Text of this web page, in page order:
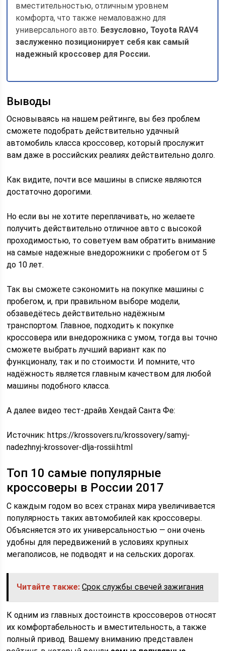
вместительностью, отличным уровнем
комфорта, что также немаловажно для
универсального авто. Безусловно, Toyota RAV4
заслуженно позиционирует себя как самый
надежный кроссовер для России.
Выводы
Основываясь на нашем рейтинге, вы без проблем
сможете подобрать действительно удачный
автомобиль класса кроссовер, который прослужит
вам даже в российских реалиях действительно долго.
Как видите, почти все машины в списке являются
достаточно дорогими.
Но если вы не хотите переплачивать, но желаете
получить действительно отличное авто с высокой
проходимостью, то советуем вам обратить внимание
на самые надежные внедорожники с пробегом от 5
до 10 лет.
Так вы сможете сэкономить на покупке машины с
пробегом, и, при правильном выборе модели,
обзаведётесь действительно надёжным
транспортом. Главное, подходить к покупке
кроссовера или внедорожника с умом, тогда вы точно
сможете выбрать лучший вариант как по
функционалу, так и по стоимости. И помните, что
надёжность является главным качеством для любой
машины подобного класса.
А далее видео тест-драйв Хендай Санта Фе:
Источник:https://krossovers.ru/krossovery/samyj-
nadezhnyj-krossover-dlja-rossii.html
Топ 10 самые популярные
кроссоверы в России 2017
С каждым годом во всех странах мира увеличивается
популярность таких автомобилей как кроссоверы.
Объясняется это их универсальностью — они очень
удобны для передвижений в условиях крупных
мегаполисов, не подводят и на сельских дорогах.
Читайте также: Срок службы свечей зажигания
К одним из главных достоинств кроссоверов относят
их комфортабельность и вместительность, а также
полный привод. Вашему вниманию представлен